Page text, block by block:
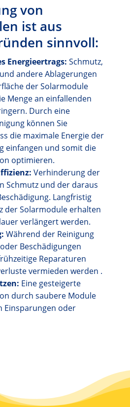
von
ist aus
sinnvoll:
Energieertrags: Schmutz,
andere Ablagerungen
der Solarmodule
Menge an einfallenden
Durch eine
können Sie
die maximale Energie der
einfangen und somit die
optimieren.
Verhinderung der
Schmutz und der daraus
Langfristig
der Solarmodule erhalten
verlängert werden.
Während der Reinigung
Beschädigungen
Reparaturen
vermieden werden .
Eine gesteigerte
durch saubere Module
Einsparungen oder